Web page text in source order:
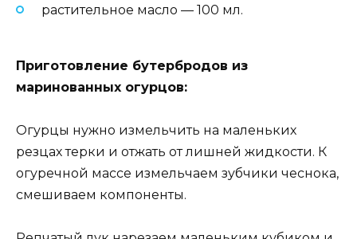
растительное масло — 100 мл.
Приготовление бутербродов из
маринованных огурцов:
Огурцы нужно измельчить на маленьких
резцах терки и отжать от лишней жидкости. К
огуречной массе измельчаем зубчики чеснока,
смешиваем компоненты.